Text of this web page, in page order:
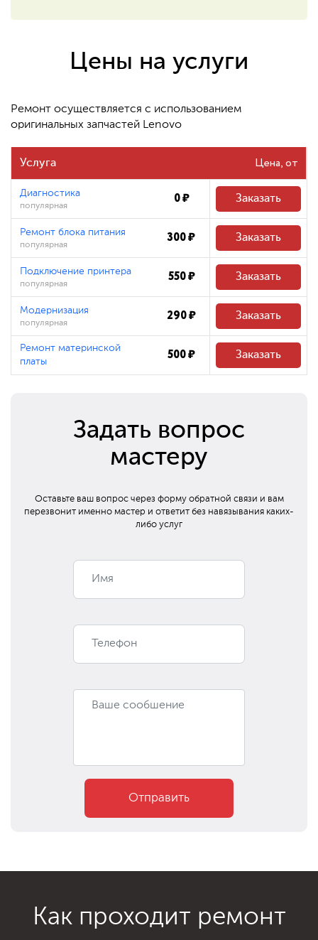
Цены на услуги
Ремонт осуществляется с использованием
оригинальных запчастей Lenovo
Услуга Цена
Диагностика
популярная 0 ₽ Заказать
Ремонт блока питания
популярная 300 ₽ Заказать
Подключение принтера
популярная 550 ₽ Заказать
Модернизация
популярная 290 ₽ Заказать
Ремонт материнской
платы
500 ₽ Заказать
Задать вопрос
мастеру
Оставьте ваш вопрос через форму обратной связи и вам
перезвонит именно мастер и ответит без навязывания каких-
либо услуг
Отправить
Как проходит ремонт